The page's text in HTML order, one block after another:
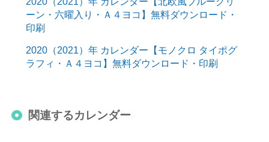
ーン・六曜入り・Ａ４ヨコ】無料ダウンロード・
印刷
2020（2021）年 カレンダー【モノクロ タイポグ
ラフィ・Ａ４ヨコ】無料ダウンロード・印刷
関連するカレンダー